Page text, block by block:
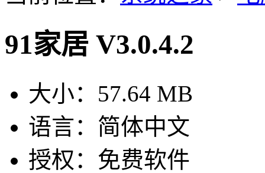
91家居 V3.0.4.2
大小： 57.64 MB
语言： 简体中文
授权： 免费软件